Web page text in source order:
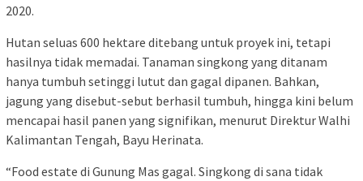
2020.
Hutan seluas 600 hektare ditebang untuk proyek ini, tetapi
hasilnya tidak memadai. Tanaman singkong yang ditanam
hanya tumbuh setinggi lutut dan gagal dipanen. Bahkan,
jagung yang disebut-sebut berhasil tumbuh, hingga kini belum
mencapai hasil panen yang signifikan, menurut Direktur Walhi
Kalimantan Tengah, Bayu Herinata.
“Food estate di Gunung Mas gagal. Singkong di sana tidak